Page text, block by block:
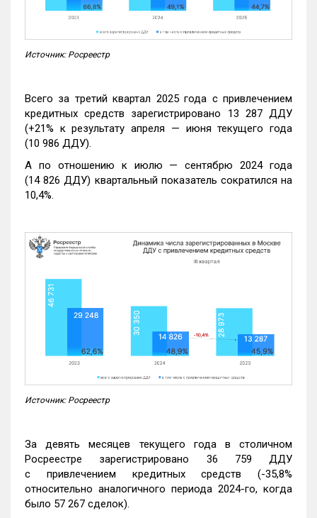
Источник: Росреестр
Всего за третий квартал 2025 года с привлечением
кредитных средств зарегистрировано 13 287 ДДУ
(+21% к результату апреля — июня текущего года
(10 986 ДДУ).
А по отношению к июлю — сентябрю 2024 года
(14 826 ДДУ) квартальный показатель сократился на
10,4%.
Источник: Росреестр
За девять месяцев текущего года в столичном
Росреестре зарегистрировано 36 759 ДДУ
с привлечением кредитных средств (-35,8%
относительно аналогичного периода 2024-го, когда
было 57 267 сделок).